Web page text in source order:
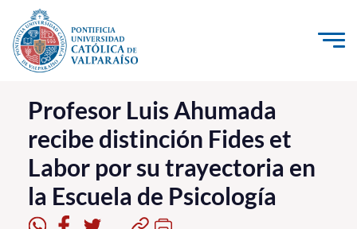
Click acá para ir directamente al contenido
La Universidad
Investigación, Creación e Innovación
PUCV Internacional
Vinculación con el Medio
Profesor Luis Ahumada
recibe distinción Fides et
Labor por su trayectoria en
la Escuela de Psicología